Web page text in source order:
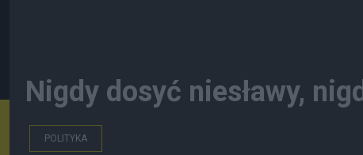
Nigdy dosyć niesławy,
POLITYKA